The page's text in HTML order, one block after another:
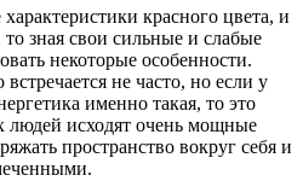
красного цвета, и
то зная свои сильные и слабые
некоторые особенности.
не часто, но если у
именно такая, то это
людей исходят очень мощные
пространство вокруг себя и